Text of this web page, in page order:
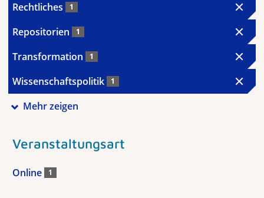
Rechtliches 1
Repositorien 1
Transformation 1
Wissenschaftspolitik 1
Mehr zeigen
Veranstaltungsart
Online 1